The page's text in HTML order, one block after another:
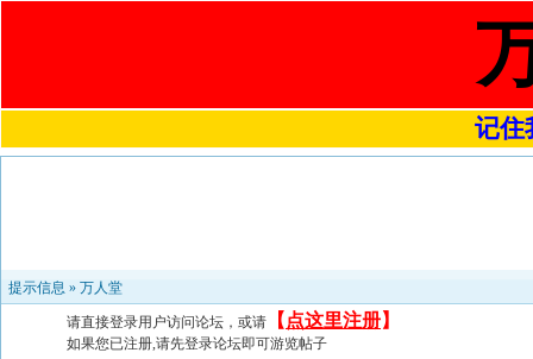
记住
提示信息 » 万人堂
请直接登录用户访问论坛，或请 【 点这里注册】
如果您已注册,请先登录论坛即可游览帖子